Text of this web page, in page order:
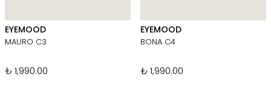
EYEMOOD
MAURO C3
₺ 1,990.00
EYEMOOD
BONA C4
₺ 1,990.00